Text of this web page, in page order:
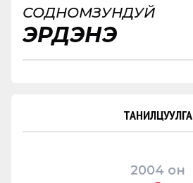
СОДНОМЗУНДУЙ
ЭРДЭНЭ
ТАНИЛЦУУЛГА
2004 он